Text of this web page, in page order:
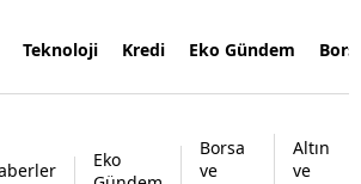
Teknoloji Kredi Eko Gündem
Eko
Borsa
ve
Altın
ve